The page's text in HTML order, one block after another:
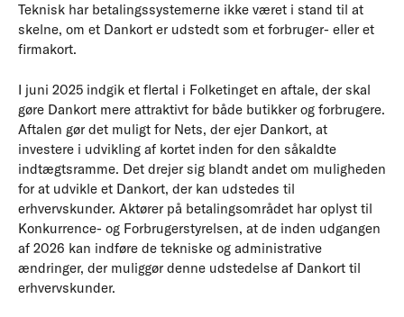
Teknisk har betalingssystemerne ikke været i stand til at
skelne, om et Dankort er udstedt som et forbruger- eller et
firmakort.
I juni 2025 indgik et flertal i Folketinget en aftale, der skal
gøre Dankort mere attraktivt for både butikker og forbrugere.
Aftalen gør det muligt for Nets, der ejer Dankort, at
investere i udvikling af kortet inden for den såkaldte
indtægtsramme. Det drejer sig blandt andet om muligheden
for at udvikle et Dankort, der kan udstedes til
erhvervskunder. Aktører på betalingsområdet har oplyst til
Konkurrence- og Forbrugerstyrelsen, at de inden udgangen
af 2026 kan indføre de tekniske og administrative
ændringer, der muliggør denne udstedelse af Dankort til
erhvervskunder.